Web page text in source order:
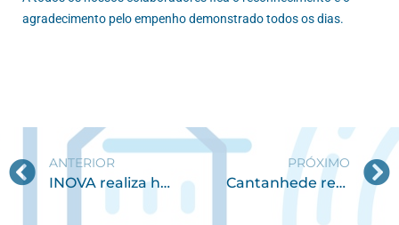
agradecimento pelo empenho demonstrado todos os dias.
ANTERIOR
INOVA realiza hasta pública para alienação de viaturas
PRÓXIMO
Cantanhede reforça rede de recolha seletiva com mais seis capsulões